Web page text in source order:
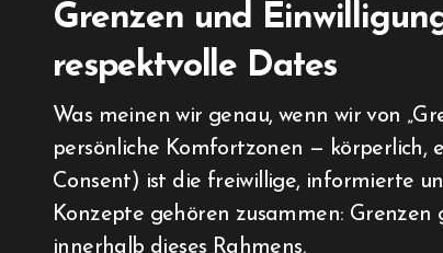
Grenzen und
respektvolle Dates
Was meinen wir genau, wenn wir von
persönliche Komfortzonen — körperlich,
Consent) ist die freiwillige, informierte
Konzepte gehören zusammen:
innerhalb dieses Rahmens.